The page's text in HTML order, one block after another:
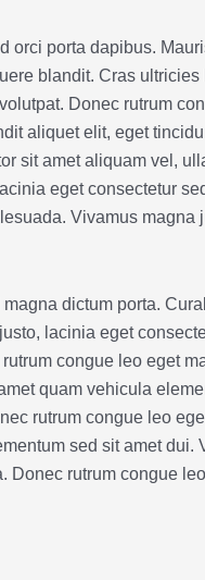
orci porta dapibus.
blandit. Cras
Donec rutrum
aliquet elit, eget
sit amet aliquam vel,
eget consectetur
Vivamus
dictum porta.
lacinia eget
congue leo eget
quam vehicula
rutrum congue leo
sed sit amet
Donec rutrum congue